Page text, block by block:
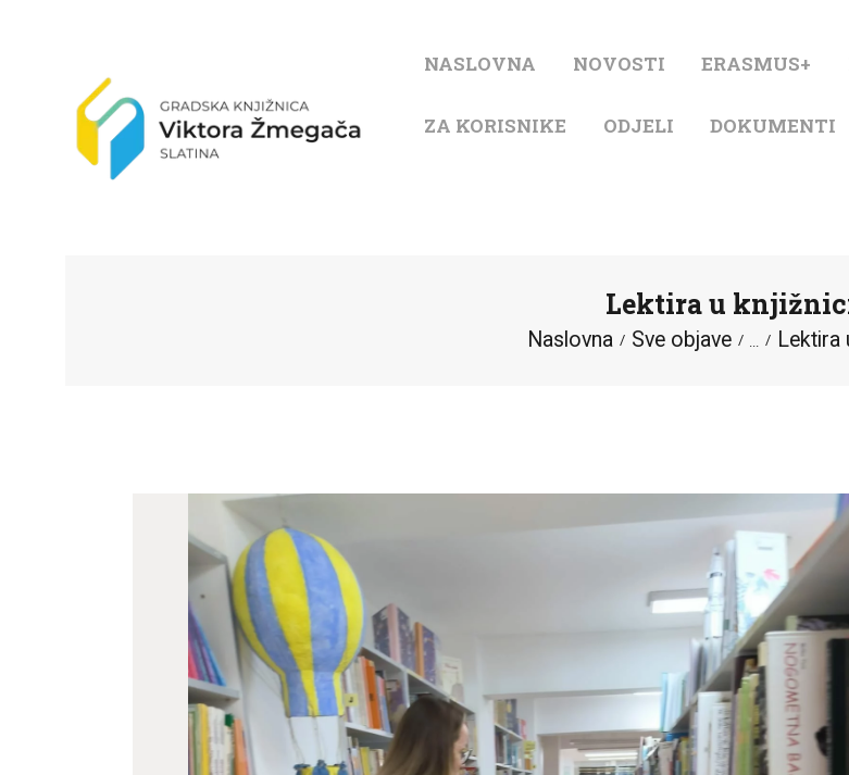
NASLOVNA NOVOSTI ERASMUS+
ZA KORISNIKE ODJELI DOKUMENTI
Lektira u
Naslovna Sve objave ... Lektira
KATALOG
ODJELI
DOKUMENTI
KONTAKT